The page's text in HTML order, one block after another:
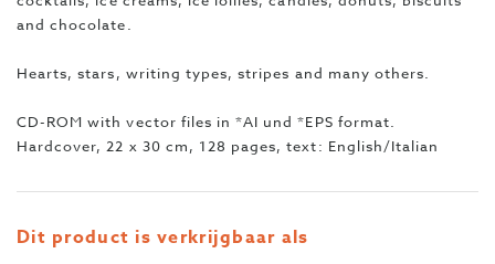
and chocolate.
Hearts, stars, writing types, stripes and many others.
CD-ROM with vector files in *AI und *EPS format.
Hardcover, 22 x 30 cm, 128 pages, text: English/Italian
Dit product is verkrijgbaar als